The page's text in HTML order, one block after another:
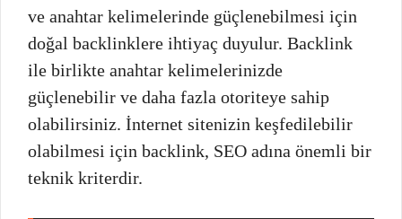
ve anahtar kelimelerinde güçlenebilmesi için
doğal backlinklere ihtiyaç duyulur. Backlink
ile birlikte anahtar kelimelerinizde
güçlenebilir ve daha fazla otoriteye sahip
olabilirsiniz. İnternet sitenizin keşfedilebilir
olabilmesi için backlink, SEO adına önemli bir
teknik kriterdir.